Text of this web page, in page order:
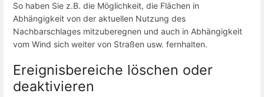
So haben Sie z.B. die Möglichkeit, die Flächen in
Abhängigkeit von der aktuellen Nutzung des
Nachbarschlages mitzuberegnen und auch in Abhängigkeit
vom Wind sich weiter von Straßen usw. fernhalten.
Ereignisbereiche löschen oder
deaktivieren